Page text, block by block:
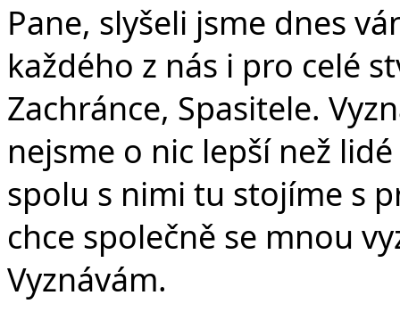
Pane, slyšeli jsme dnes
každého z nás i pro celé
Zachránce, Spasitele.
nejsme o nic lepší než
spolu s nimi tu stojíme s
chce společně se mnou
Vyznávám.